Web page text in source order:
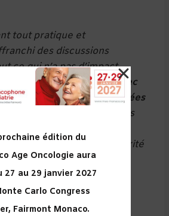
tout pratique et
des discussions
ce qui n’a pas d’impact
d’évoquer librement, avec
les difficultés rencontrées
, avec l’application des
et surtout les situations
il n’y a jamais de vérité
mais plutôt des données
édition du
Age Oncologie aura
27 au 29 janvier 2027
Carlo Congress
Fairmont Monaco.